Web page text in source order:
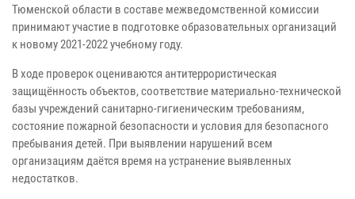
Тюменской области в составе межведомственной комиссии
принимают участие в подготовке образовательных организаций
к новому 2021-2022 учебному году.
В ходе проверок оцениваются антитеррористическая
защищённость объектов, соответствие материально-технической
базы учреждений санитарно-гигиеническим требованиям,
состояние пожарной безопасности и условия для безопасного
пребывания детей. При выявлении нарушений всем
организациям даётся время на устранение выявленных
недостатков.